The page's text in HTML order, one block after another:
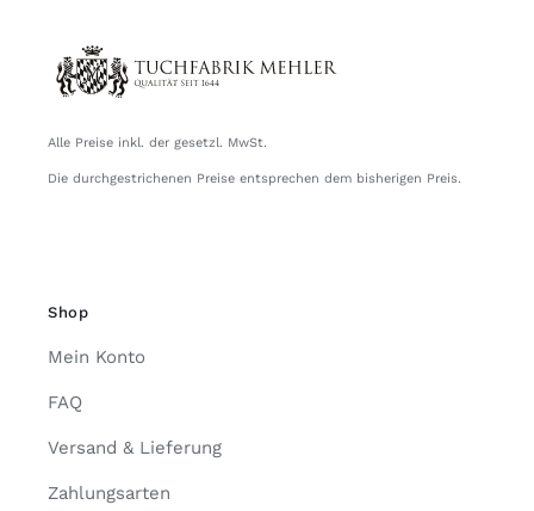
Alle Preise inkl. der gesetzl. MwSt.
Die durchgestrichenen Preise entsprechen dem bisherigen Preis.
Shop
Mein Konto
FAQ
Versand & Lieferung
Zahlungsarten